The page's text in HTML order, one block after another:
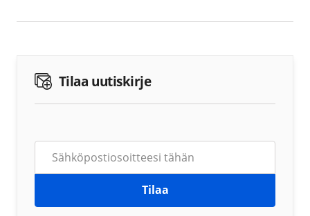
Tilaa uutiskirje
Tilaa